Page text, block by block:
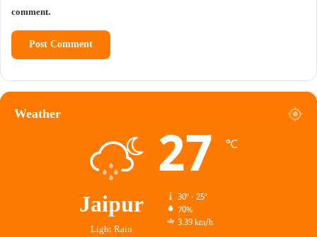
comment.
Weather
Jaipur
Light Rain
27 ℃
30º - 25º
70%
3.39 km/h